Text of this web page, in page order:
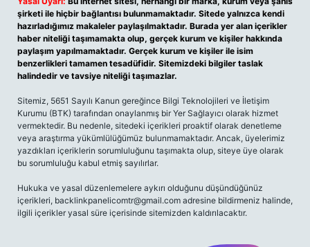
şirketi ile hiçbir bağlantısı bulunmamaktadır. Sitede yalnızca kendi
hazırladığımız makaleler paylaşılmaktadır. Burada yer alan içerikler
haber niteliği taşımamakta olup, gerçek kurum ve kişiler hakkında
paylaşım yapılmamaktadır. Gerçek kurum ve kişiler ile isim
benzerlikleri tamamen tesadüfidir. Sitemizdeki bilgiler taslak
halindedir ve tavsiye niteliği taşımazlar.
Sitemiz, 5651 Sayılı Kanun gereğince Bilgi Teknolojileri ve İletişim
Kurumu (BTK) tarafından onaylanmış bir Yer Sağlayıcı olarak hizmet
vermektedir. Bu nedenle, sitedeki içerikleri proaktif olarak denetleme
veya araştırma yükümlülüğümüz bulunmamaktadır. Ancak, üyelerimiz
yazdıkları içeriklerin sorumluluğunu taşımakta olup, siteye üye olarak
bu sorumluluğu kabul etmiş sayılırlar.
Hukuka ve yasal düzenlemelere aykırı olduğunu düşündüğünüz
içerikleri, backlinkpanelicomtr@gmail.com adresine bildirmeniz halinde,
ilgili içerikler yasal süre içerisinde sitemizden kaldırılacaktır.